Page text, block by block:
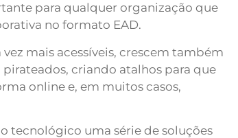
para qualquer organização que
no formato EAD.
mais acessíveis, crescem também
criando atalhos para que
online e, em muitos casos,
tecnológico uma série de soluções